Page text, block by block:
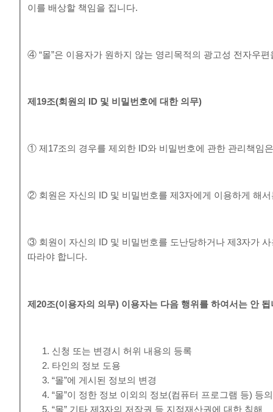
이를 배상할 책임을 집니다.
④ “몰”은 이용자가 원하지 않는 영리목적의 광고성 전자우
제 19조(회원의 ID 및 비밀번호에 대한 의무)
① 제17조의 경우를 제외한 ID와 비밀번호에 관한 관리책임
② 회원은 자신의 ID 및 비밀번호를 제3자에게 이용하게 해
③ 회원이 자신의 ID 및 비밀번호를 도난당하거나 제3자가
따라야 합니다.
제20조(이용자의 의무) 이용자는 다음 행위를 하여서는 안 됩
신청 또는 변경시 허위 내용의 등록
타인의 정보 도용
“몰”에 게시된 정보의 변경
“몰”이 정한 정보 이외의 정보(컴퓨터 프로그램 등) 등
“몰” 기타 제3자의 저작권 등 지적재산권에 대한 침해